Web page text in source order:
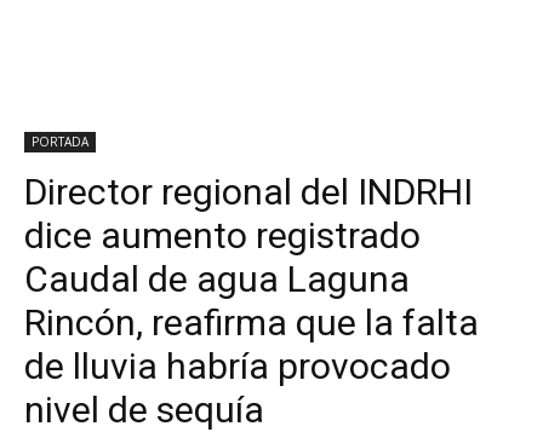
PORTADA
Director regional del INDRHI
dice aumento registrado
Caudal de agua Laguna
Rincón, reafirma que la falta
de lluvia habría provocado
nivel de sequía